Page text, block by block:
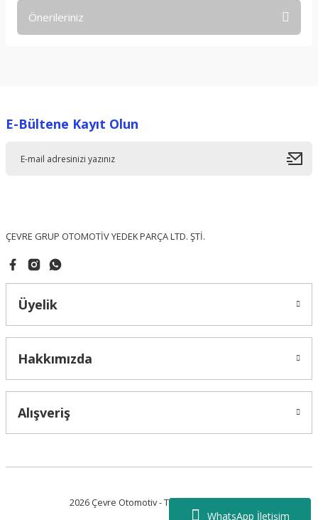
WhatsApp İletişim
Önerileriniz
Ürün resmi kalitesiz, bozuk veya görüntülenemiyor.
E-Bültene Kayıt Olun
ÇEVRE GRUP OTOMOTİV YEDEK PARÇA LTD. ŞTİ.
Üyelik
Hakkımızda
Alışveriş
2026 Çevre Otomotiv - Tüm Hakları Saklıdır.